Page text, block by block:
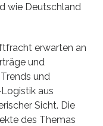
wie Deutschland
erwarten an
und
und
aus
Sicht. Die
des Themas